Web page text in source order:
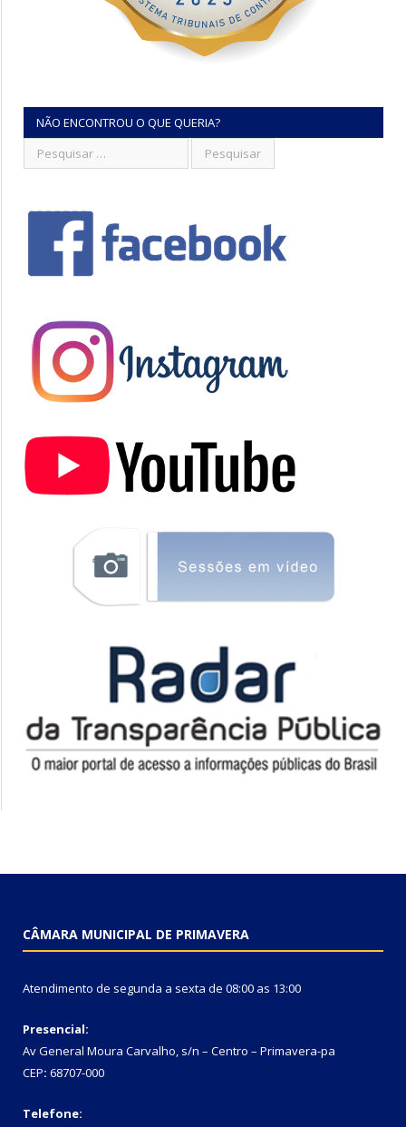
NÃO ENCONTROU O QUE QUERIA?
CÂMARA MUNICIPAL DE PRIMAVERA
Atendimento de segunda a sexta de 08:00 as 13:00
Presencial:
Av General Moura Carvalho, s/n – Centro – Primavera-pa
CEP: 68707-000
Telefone: